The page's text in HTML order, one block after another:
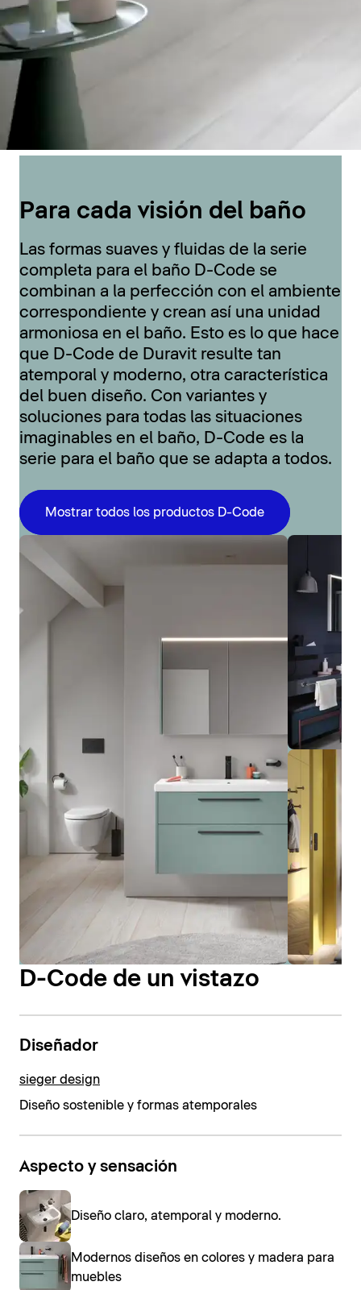
Para cada visión del baño
Las formas suaves y fluidas de la serie
completa para el baño D-Code se
combinan a la perfección con el ambiente
correspondiente y crean así una unidad
armoniosa en el baño. Esto es lo que hace
que D-Code de Duravit resulte tan
atemporal y moderno, otra característica
del buen diseño. Con variantes y
soluciones para todas las situaciones
imaginables en el baño, D-Code es la
serie para el baño que se adapta a todos.
Mostrar todos los productos D-Code
D-Code de un vistazo
Diseñador
sieger design
Diseño sostenible y formas atemporales
Aspecto y sensación
Diseño claro, atemporal y moderno.
Modernos diseños en colores y madera para
muebles